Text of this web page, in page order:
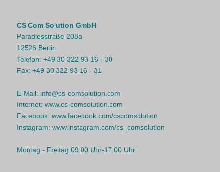
CS Com Solution GmbH
Paradiesstraße 208a
12526 Berlin
Telefon: +49 30 322 93 16 - 30
Fax: +49 30 322 93 16 - 31
E-Mail: info@cs-comsolution.com
Internet: www.cs-comsolution.com
Facebook: www.facebook.com/cscomsolution
Instagram: www.instagram.com/cs_comsolution
Montag - Freitag 09:00 Uhr-17:00 Uhr